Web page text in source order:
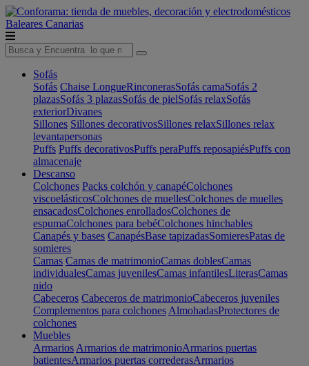
Baleares Canarias
Sofás
Sofás Chaise LongueRinconerasSofás camaSofás 2
plazasSofás 3 plazasSofás de pielSofás relaxSofás
exteriorDivanes
Sillones Sillones decorativosSillones relaxSillones relax
levantapersonas
Puffs Puffs decorativosPuffs peraPuffs reposapiésPuffs con
almacenaje
Descanso
Colchones Packs colchón y canapéColchones
viscoelásticosColchones de muellesColchones de muelles
ensacadosColchones enrolladosColchones de
espumaColchones para bebéColchones hinchables
Canapés y bases CanapésBase tapizadasSomieresPatas de
somieres
Camas Camas de matrimonioCamas doblesCamas
individualesCamas juvenilesCamas infantilesLiterasCamas
nido
Cabeceros Cabeceros de matrimonioCabeceros juveniles
Complementos para colchones AlmohadasProtectores de
colchones
Muebles
Armarios Armarios de matrimonioArmarios puertas
batientesArmarios puertas correderasArmarios